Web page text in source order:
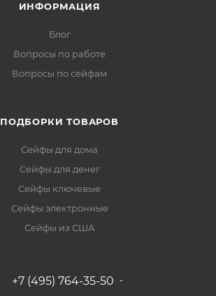
ИНФОРМАЦИЯ
Блог
Вопросы по работе
Вопросы по сейфам
ПОДБОРКИ ТОВАРОВ
Сейфы для дома
Сейфы для денег
Сейфы ключевые
Сейфы электронные
Сейфы из США
+7 (495) 764-35-50